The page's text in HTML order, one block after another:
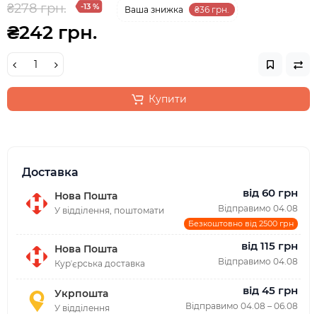
₴278 грн. -13 % Ваша знижка ₴36 грн.
₴242 грн.
Купити
Доставка
Нова Пошта
У відділення, поштомати
від 60 грн
Відправимо 04.08
Безкоштовно від 2500 грн
Нова Пошта
Курʼєрська доставка
від 115 грн
Відправимо 04.08
Укрпошта
У відділення
від 45 грн
Відправимо 04.08 – 06.08